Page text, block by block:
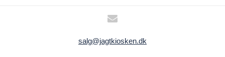
salg@jagtkiosken.dk